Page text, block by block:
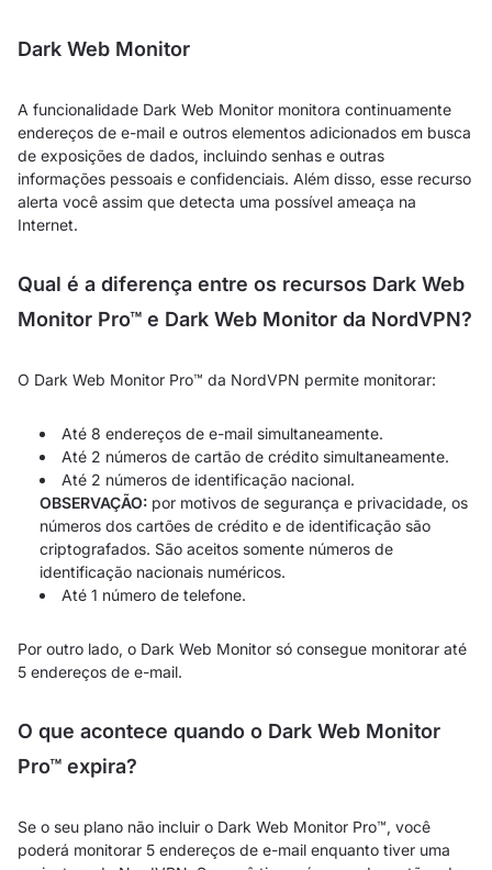
Dark Web Monitor
A funcionalidade Dark Web Monitor monitora continuamente
endereços de e-mail e outros elementos adicionados em busca
de exposições de dados, incluindo senhas e outras
informações pessoais e confidenciais. Além disso, esse recurso
alerta você assim que detecta uma possível ameaça na
Internet.
Qual é a diferença entre os recursos Dark Web
Monitor Pro™ e Dark Web Monitor da NordVPN?
O Dark Web Monitor Pro™ da NordVPN permite monitorar:
Até 8 endereços de e-mail simultaneamente.
Até 2 números de cartão de crédito simultaneamente.
Até 2 números de identificação nacional.
OBSERVAÇÃO: por motivos de segurança e privacidade, os
números dos cartões de crédito e de identificação são
criptografados. São aceitos somente números de
identificação nacionais numéricos.
Até 1 número de telefone.
Por outro lado, o Dark Web Monitor só consegue monitorar até
5 endereços de e-mail.
O que acontece quando o Dark Web Monitor
Pro™ expira?
Se o seu plano não incluir o Dark Web Monitor Pro™, você
poderá monitorar 5 endereços de e-mail enquanto tiver uma